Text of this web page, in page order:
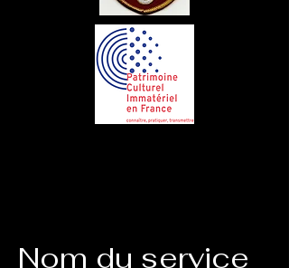
Nom du service